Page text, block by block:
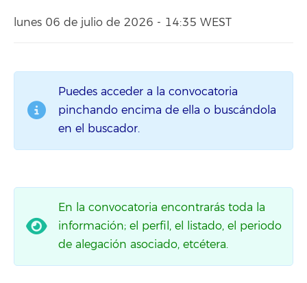
lunes 06 de julio de 2026 - 14:35 WEST
Puedes acceder a la convocatoria
pinchando encima de ella o buscándola
en el buscador.
En la convocatoria encontrarás toda la
información; el perfil, el listado, el periodo
de alegación asociado, etcétera.